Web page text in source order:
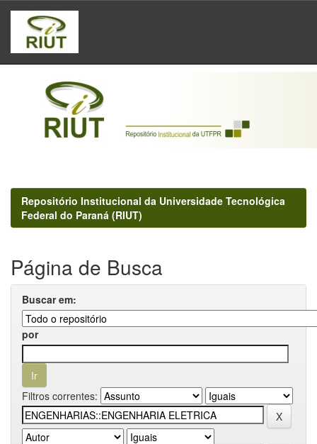
Skip
navigation
Repositório Institucional da Universidade Tecnológica
Federal do Paraná (RIUT)
Página de Busca
Buscar em:
por
Filtros correntes: